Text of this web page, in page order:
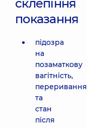
склепіння
показання
підозра
на
позаматкову
вагітність,
переривання
та
стан
після